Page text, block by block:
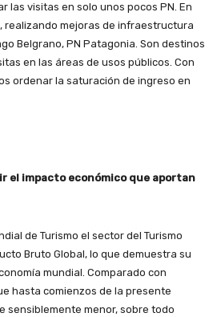
las visitas en solo unos pocos PN. En
realizando mejoras de infraestructura
Belgrano, PN Patagonia. Son destinos
en las áreas de usos públicos. Con
ordenar la saturación de ingreso en
el impacto económico que aportan
de Turismo el sector del Turismo
Bruto Global, lo que demuestra su
mundial. Comparado con
hasta comienzos de la presente
sensiblemente menor, sobre todo